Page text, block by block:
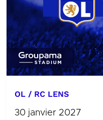
OL / RC LENS
30 janvier 2027